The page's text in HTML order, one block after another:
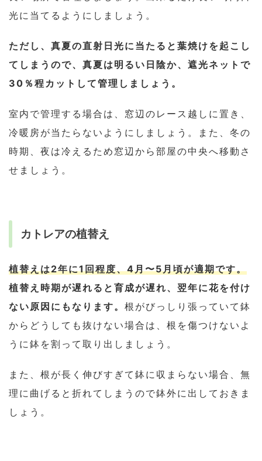
光に当てるようにしましょう。
ただし、真夏の直射日光に当たると葉焼けを起こし
てしまうので、真夏は明るい日陰か、遮光ネットで
30％程カットして管理しましょう。
室内で管理する場合は、窓辺のレース越しに置き、
冷暖房が当たらないようにしましょう。また、冬の
時期、夜は冷えるため窓辺から部屋の中央へ移動さ
せましょう。
カトレアの植替え
植替えは2年に1回程度、4月〜5月頃が適期です。
植替え時期が遅れると育成が遅れ、翌年に花を付け
ない原因にもなります。 根がびっしり張っていて鉢
からどうしても抜けない場合は、根を傷つけないよ
うに鉢を割って取り出しましょう。
また、根が長く伸びすぎて鉢に収まらない場合、無
理に曲げると折れてしまうので鉢外に出しておきま
しょう。